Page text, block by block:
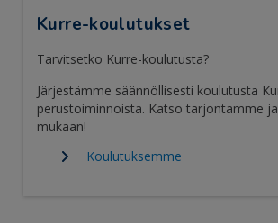
Kurre-koulutukset
Tarvitsetko Kurre-koulutusta?
Järjestämme säännöllisesti koulutusta
perustoiminnoista. Katso tarjontamme
mukaan!
Koulutuksemme